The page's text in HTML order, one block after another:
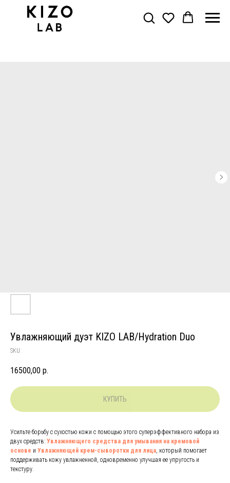
Увлажняющий дуэт KIZO LAB/Hydration Duo
SKU:
16500,00 р.
КУПИТЬ
Усильте борьбу с сухостью кожи с помощью этого суперэффективного набора из
двух средств: Увлажняющего средства для умывания на кремовой
основе и Увлажняющей крем-сыворотки для лица, который помогает
поддерживать кожу увлажненной, одновременно улучшая ее упругость и
текстуру.